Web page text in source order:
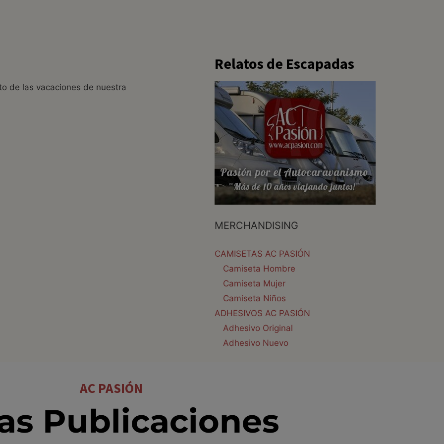
de las vacaciones de nuestra
Relatos de Escapadas
MERCHANDISING
CAMISETAS AC PASIÓN
Camiseta Hombre
Camiseta Mujer
Camiseta Niños
ADHESIVOS AC PASIÓN
Adhesivo Original
Adhesivo Nuevo
AC PASIÓN
Publicaciones